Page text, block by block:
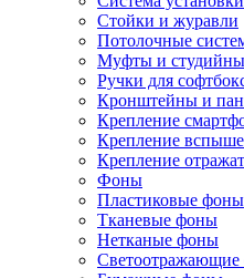
Стойки и журавли
Потолочные
Муфты и
Ручки для
Кронштейны и
Крепление
Крепление
Крепление
Фоны
Пластиковые фоны
Тканевые фоны
Нетканые фоны